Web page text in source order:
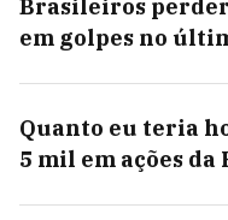
Brasileiros
em golpes no
Quanto eu teria
5 mil em ações da